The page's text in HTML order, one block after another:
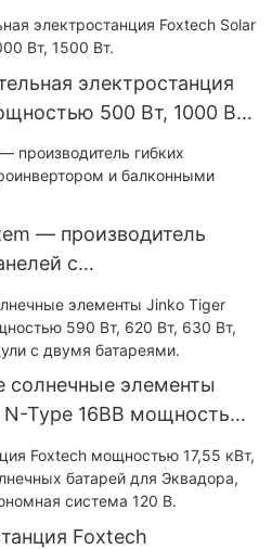
защиты IP66.
уличный светильник.
электростанция
500 Вт, 1000 Вт,
— производитель
с
системами,
солнечные элементы
N-Type 16BB мощностью
650 Вт, двусторонние
Foxtech